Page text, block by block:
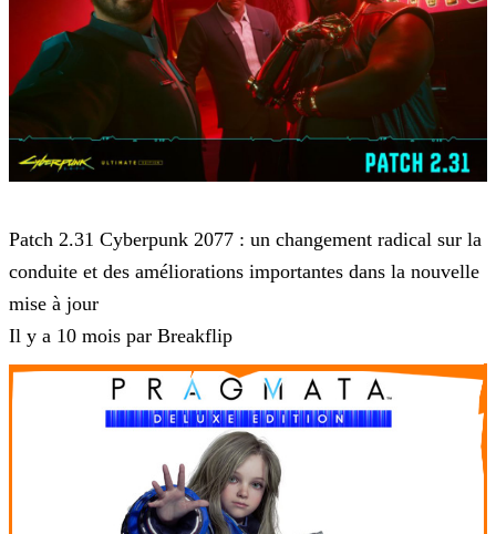
Patch 2.31 Cyberpunk 2077 : un changement radical sur la
conduite et des améliorations importantes dans la nouvelle
mise à jour
Il y a 10 mois par Breakflip